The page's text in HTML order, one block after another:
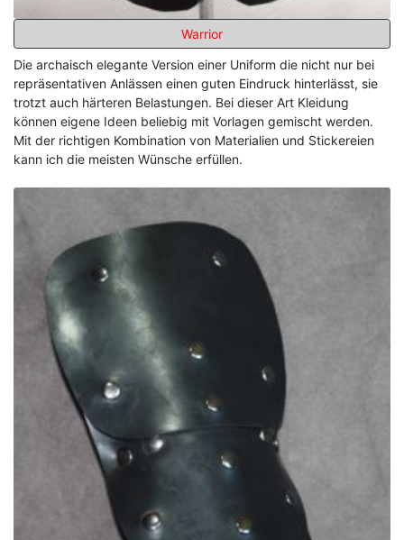
Warrior
Die archaisch elegante Version einer Uniform die nicht nur bei
repräsentativen Anlässen einen guten Eindruck hinterlässt, sie
trotzt auch härteren Belastungen. Bei dieser Art Kleidung
können eigene Ideen beliebig mit Vorlagen gemischt werden.
Mit der richtigen Kombination von Materialien und Stickereien
kann ich die meisten Wünsche erfüllen.